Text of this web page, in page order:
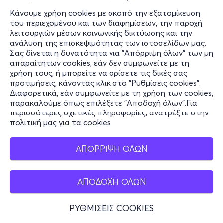
Κάνουμε χρήση cookies με σκοπό την εξατομίκευση
του περιεχομένου και των διαφημίσεων, την παροχή
λειτουργιών μέσων κοινωνικής δικτύωσης και την
ανάλυση της επισκεψιμότητας των ιστοσελίδων μας.
Σας δίνεται η δυνατότητα για "Απόρριψη όλων" των μη
απαραίτητων cookies, εάν δεν συμφωνείτε με τη
χρήση τους, ή μπορείτε να ορίσετε τις δικές σας
προτιμήσεις, κάνοντας κλικ στο "Ρυθμίσεις cookies".
Διαφορετικά, εάν συμφωνείτε με τη χρήση των cookies,
παρακαλούμε όπως επιλέξετε "Αποδοχή όλων".Για
περισσότερες σχετικές πληροφορίες, ανατρέξτε στην
πολιτική μας για τα cookies.
ΑΠΟΡΡΙΨΗ ΟΛΩΝ
ΑΠΟΔΟΧΗ ΟΛΩΝ
ΡΥΘΜΙΣΕΙΣ COOKIES